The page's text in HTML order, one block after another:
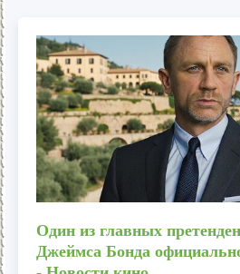
Один из главных
Джеймса Бонда